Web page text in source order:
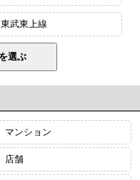
東武東上線
マンション
店舗